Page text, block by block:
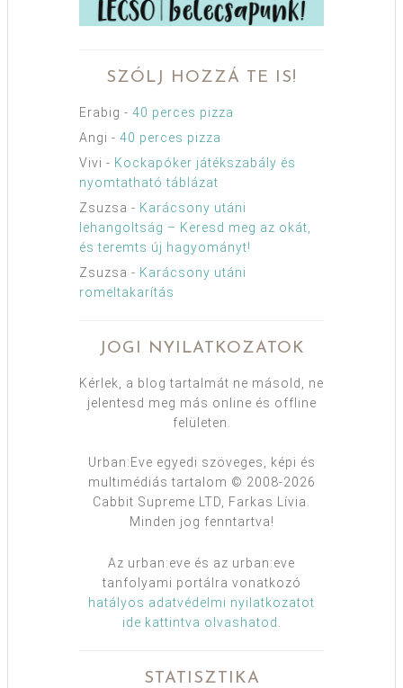
SZÓLJ HOZZÁ TE IS!
Erabig - 40 perces pizza
Angi - 40 perces pizza
Vivi - Kockapóker játékszabály és
nyomtatható táblázat
Zsuzsa - Karácsony utáni
lehangoltság – Keresd meg az okát,
és teremts új hagyományt!
Zsuzsa - Karácsony utáni
romeltakarítás
JOGI NYILATKOZATOK
Kérlek, a blog tartalmát ne másold, ne
jelentesd meg más online és offline
felületen.
Urban:Eve egyedi szöveges, képi és
multimédiás tartalom © 2008-2026
Cabbit Supreme LTD, Farkas Lívia.
Minden jog fenntartva!
Az urban:eve és az urban:eve
tanfolyami portálra vonatkozó
hatályos adatvédelmi nyilatkozatot
ide kattintva olvashatod
STATISZTIKA